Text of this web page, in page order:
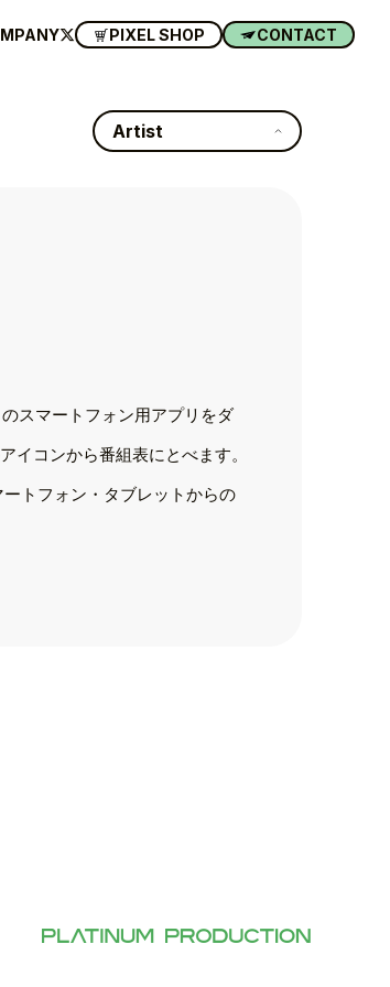
PIXEL SHOP CONTACT
Artist
スマートフォン用アプリをダ
イコンから番組表にとべます。
トフォン・タブレットからの